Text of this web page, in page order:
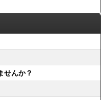
せんか？